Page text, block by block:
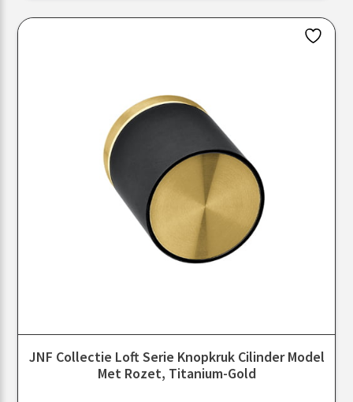
JNF Collectie Loft Serie Knopkruk Cilinder Model
Met Rozet, Titanium-Gold